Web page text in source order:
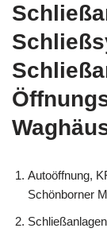
Autoöffnung,
Schönborner